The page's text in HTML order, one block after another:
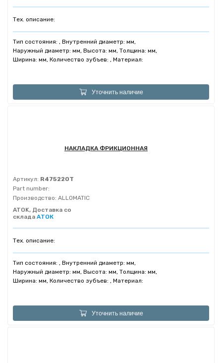
Тех. описание:
Тип состояния: , Внутренний диаметр: мм,
Наружный диаметр: мм, Высота: мм, Толщина: мм,
Ширина: мм, Количество зубъев: , Материал:
Уточнить наличие
НАКЛАДКА ФРИКЦИОННАЯ
Артикул: R475220T
Part number:
Производство: ALLOMATIC
ATOK, Доставка со
склада АТОК
Тех. описание:
Тип состояния: , Внутренний диаметр: мм,
Наружный диаметр: мм, Высота: мм, Толщина: мм,
Ширина: мм, Количество зубъев: , Материал:
Уточнить наличие